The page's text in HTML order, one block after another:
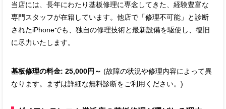
当店には、長年にわたり基板修理に専念してきた、経験豊富な
専門スタッフが在籍しています。他店で「修理不可能」と診断
されたiPhoneでも、独自の修理技術と最新設備を駆使し、復旧
に尽力いたします。
基板修理の料金: 25,000円～ (故障の状況や修理内容によって異
なります。まずは詳細な無料診断をご利用ください。)